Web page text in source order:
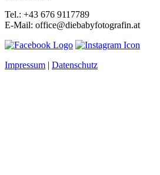
Tel.: +43 676 9117789
E-Mail: office@diebabyfotografin.at
Impressum | Datenschutz